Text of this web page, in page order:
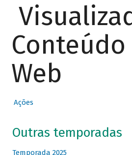
Web
Ações
Outras temporadas
Temporada 2025